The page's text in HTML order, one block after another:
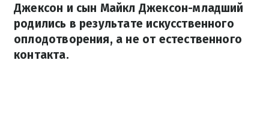
Джексон и сын Майкл Джексон-младший
родились в результате искусственного
оплодотворения, а не от естественного
контакта.